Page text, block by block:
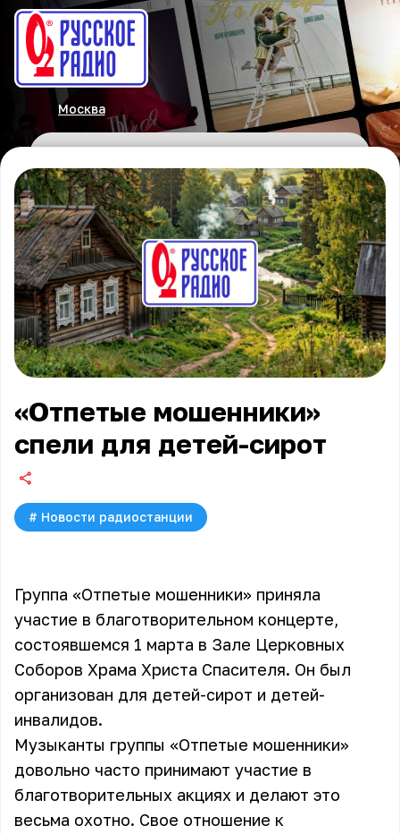
Москва
«Отпетые мошенники»
спели для детей-сирот
# Новости радиостанции
Группа «Отпетые мошенники» приняла
участие в благотворительном концерте,
состоявшемся 1 марта в Зале Церковных
Соборов Храма Христа Спасителя. Он был
организован для детей-сирот и детей-
инвалидов.
Музыканты группы «Отпетые мошенники»
довольно часто принимают участие в
благотворительных акциях и делают это
весьма охотно. Свое отношение к